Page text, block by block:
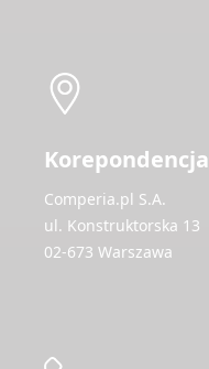
Korepondencja
Comperia.pl S.A.
ul. Konstruktorska 13
02-673 Warszawa